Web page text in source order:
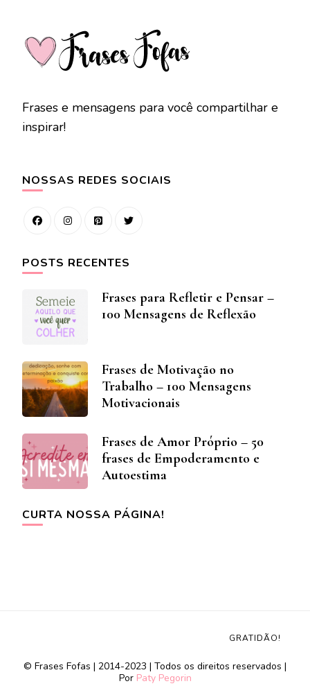
Frases e mensagens para você compartilhar e
inspirar!
NOSSAS REDES SOCIAIS
POSTS RECENTES
Frases para Refletir e Pensar –
100 Mensagens de Reflexão
Frases de Motivação no
Trabalho – 100 Mensagens
Motivacionais
Frases de Amor Próprio – 50
frases de Empoderamento e
Autoestima
CURTA NOSSA PÁGINA!
© Frases Fofas | 2014-2023 | Todos os direitos reservados |
Por Paty Pegorin
GRATIDÃO!